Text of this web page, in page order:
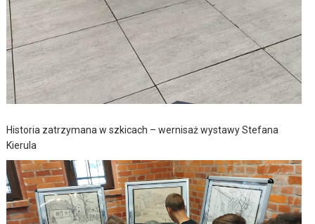
Historia zatrzymana w szkicach – wernisaż wystawy Stefana
Kierula